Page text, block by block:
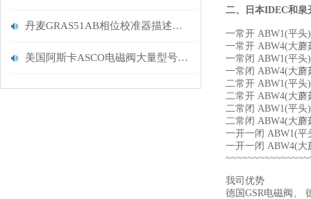
丹麦GRAS51AB相位校准器描述分析
美国阿斯卡ASCO电磁阀大量型号供应现货多价格好
二、 日本IDEC和泉
一常开 ABW1(平头)
一常开 ABW4(大蘑
一常闭 ABW1(平头)
一常闭 ABW4(大蘑
二常开 ABW1(平头)
二常开 ABW4(大蘑
二常闭 ABW1(平头)
二常闭 ABW4(大蘑
一开一闭 ABW1(平
一开一闭 ABW4(大
我司优势
德国GSR电磁阀、